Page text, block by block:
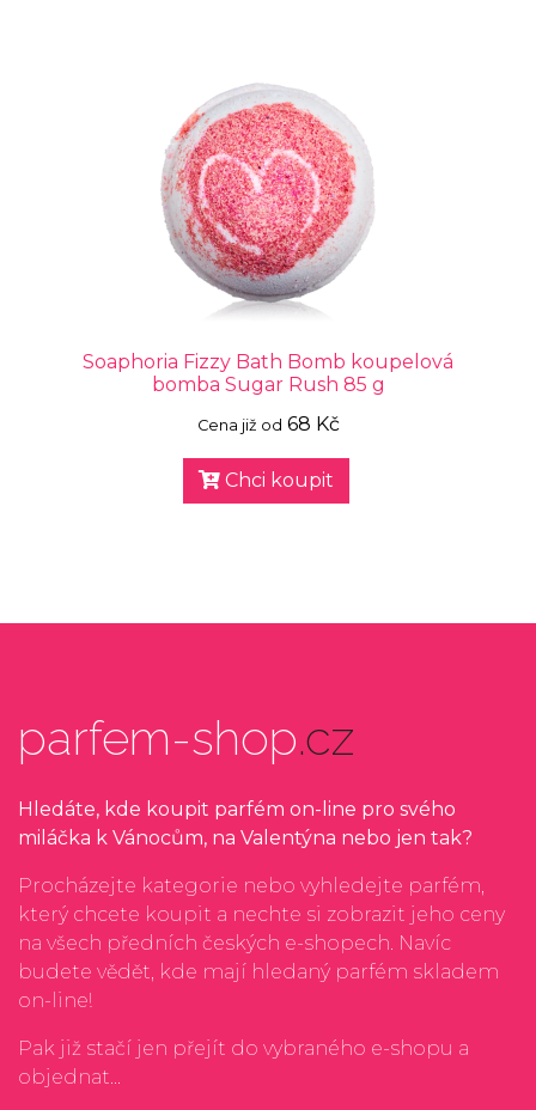
Soaphoria Fizzy Bath Bomb koupelová
bomba Sugar Rush 85 g
Cena již od 68 Kč
Chci koupit
parfem-shop.cz
Hledáte, kde koupit parfém on-line pro svého
miláčka k Vánocům, na Valentýna nebo jen tak?
Procházejte kategorie nebo vyhledejte parfém,
který chcete koupit a nechte si zobrazit jeho ceny
na všech předních českých e-shopech. Navíc
budete vědět, kde mají hledaný parfém skladem
on-line!
Pak již stačí jen přejít do vybraného e-shopu a
objednat...